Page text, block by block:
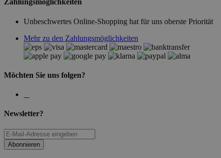
Zahlungsmöglichkeiten
Unbeschwertes Online-Shopping hat für uns oberste Priorität
Mehr zu den Zahlungsmöglichkeiten
Möchten Sie uns folgen?
Newsletter?
Abonnieren